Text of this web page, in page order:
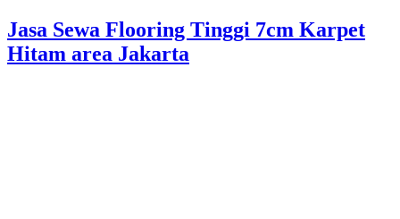
Jasa Sewa Flooring Tinggi 7cm Karpet
Hitam area Jakarta